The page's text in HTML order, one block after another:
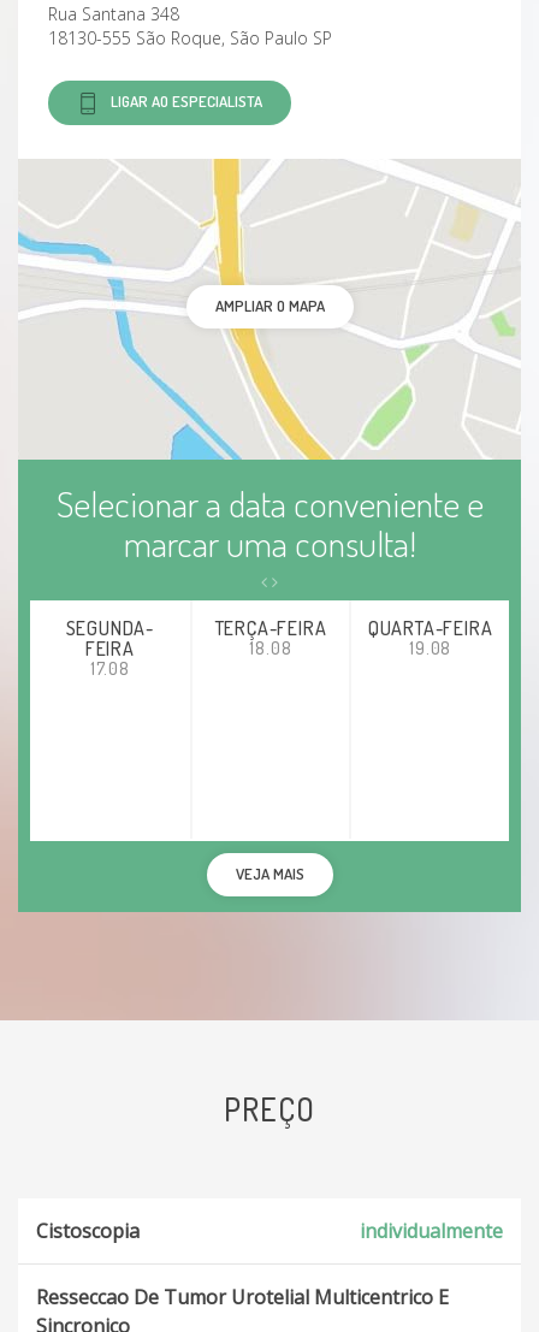
Rua Santana 348
18130-555 São Roque, São Paulo SP
LIGAR AO ESPECIALISTA
AMPLIAR O MAPA
Selecionar a data conveniente e
marcar uma consulta!
SEGUNDA-
FEIRA
17.08
TERÇA-FEIRA
18.08
QUARTA-FEIRA
19.08
VEJA MAIS
PREÇO
Cistoscopia individualmente
Resseccao De Tumor Urotelial Multicentrico E
Sincronico